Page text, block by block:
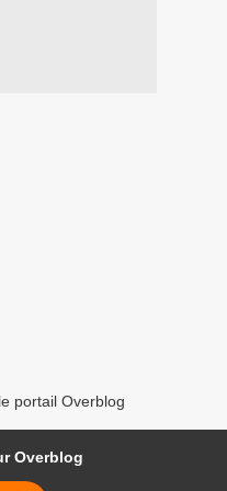
portail Overblog
Overblog